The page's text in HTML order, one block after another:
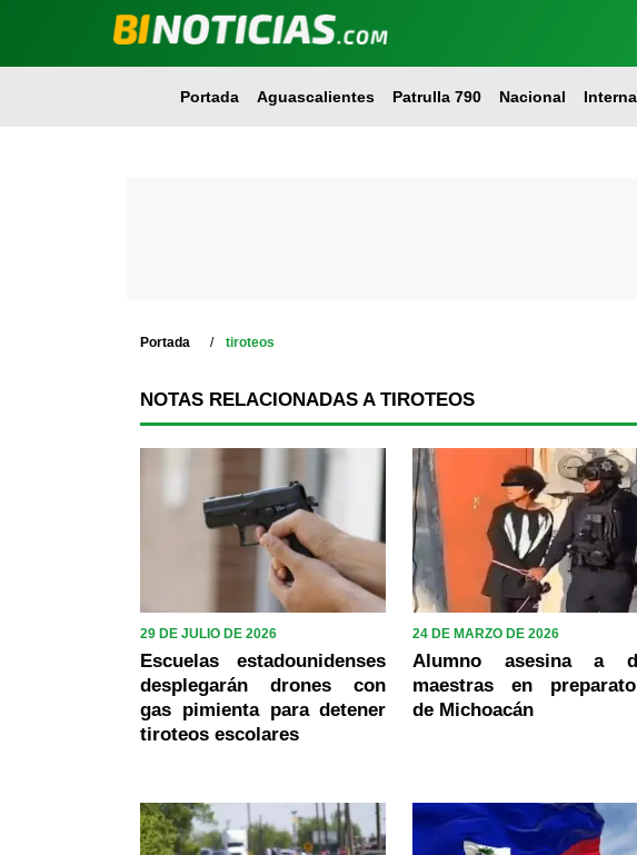
Portada Aguascalientes Patrulla 790 Nacional
Portada tiroteos
NOTAS RELACIONADAS A TIROTEOS
29 DE JULIO DE 2026
Escuelas estadounidenses
desplegarán drones con
gas pimienta para detener
tiroteos escolares
24 DE MARZO DE 2026
Alumno asesina a
maestras en
de Michoacán